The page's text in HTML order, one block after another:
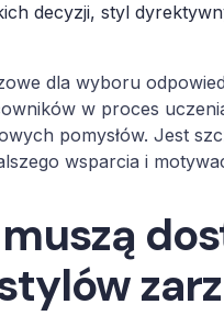
decyzji, styl
dla wyboru
w proces
pomysłów. Jest
wsparcia i